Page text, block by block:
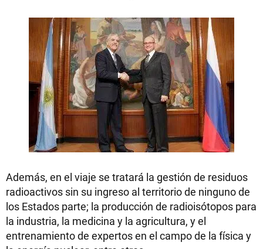
Además, en el viaje se tratará la gestión de residuos
radioactivos sin su ingreso al territorio de ninguno de
los Estados parte; la producción de radioisótopos para
la industria, la medicina y la agricultura, y el
entrenamiento de expertos en el campo de la física y